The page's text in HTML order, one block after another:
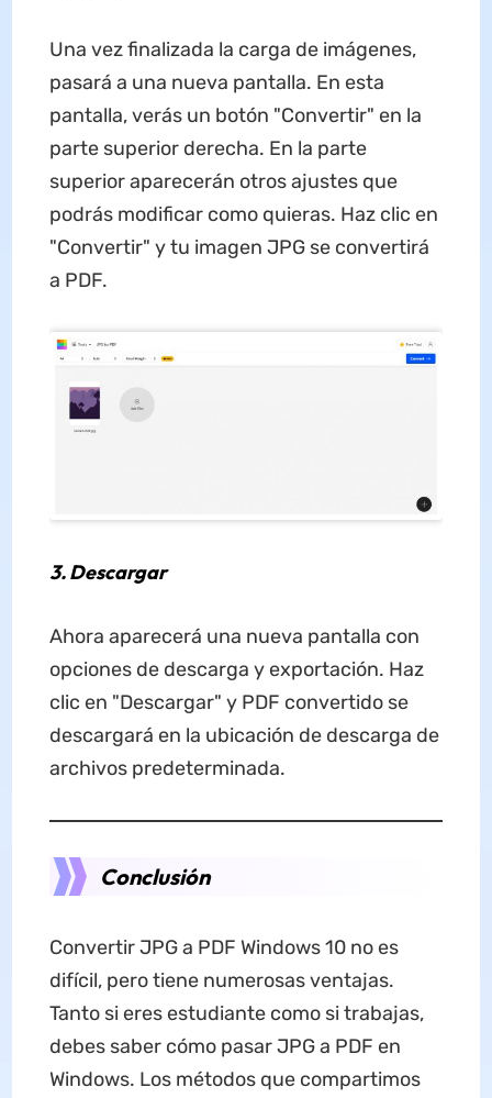
Una vez finalizada la carga de imágenes,
pasará a una nueva pantalla. En esta
pantalla, verás un botón "Convertir" en la
parte superior derecha. En la parte
superior aparecerán otros ajustes que
podrás modificar como quieras. Haz clic en
"Convertir" y tu imagen JPG se convertirá
a PDF.
3. Descargar
Ahora aparecerá una nueva pantalla con
opciones de descarga y exportación. Haz
clic en "Descargar" y PDF convertido se
descargará en la ubicación de descarga de
archivos predeterminada.
Conclusión
Convertir JPG a PDF Windows 10 no es
difícil, pero tiene numerosas ventajas.
Tanto si eres estudiante como si trabajas,
debes saber cómo pasar JPG a PDF en
Windows. Los métodos que compartimos